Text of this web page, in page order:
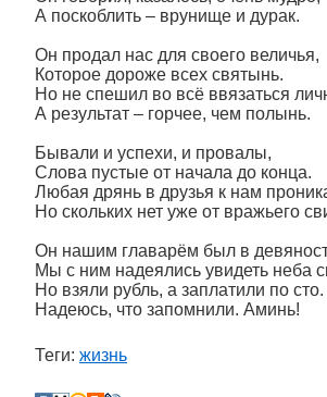
А поскоблить – врунище и дурак.
Он продал нас для своего величья,
Которое дороже всех святынь.
Но не спешил во всё ввязаться
А результат – горчее, чем полынь.
Бывали и успехи, и провалы,
Слова пустые от начала до конца.
Любая дрянь в друзья к нам
Но скольких нет уже от вражьего
Он нашим главарём был в
Мы с ним надеялись увидеть неба
Но взяли рубль, а заплатили по сто.
Надеюсь, что запомнили. Аминь!
Теги: жизнь